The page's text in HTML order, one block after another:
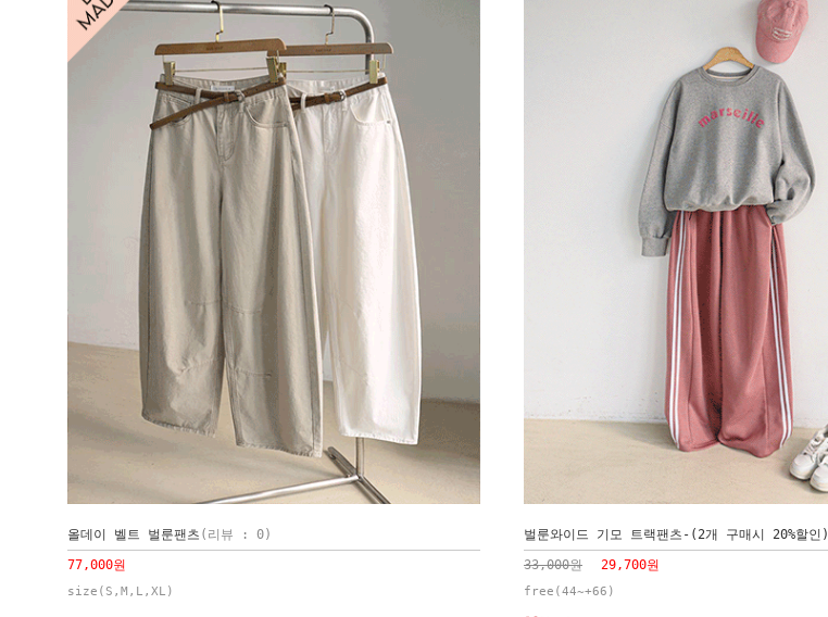
올데이 벨트 벌룬팬츠 (리뷰 : 0)
77,000원
size(S,M,L,XL)
벌룬와이드 기모 트랙팬츠-(2개 구매시 20%할인)
33,000원
29,700원
free(44~+66)